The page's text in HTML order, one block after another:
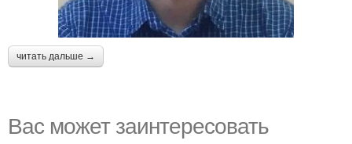
читать дальше →
Вас может заинтересовать